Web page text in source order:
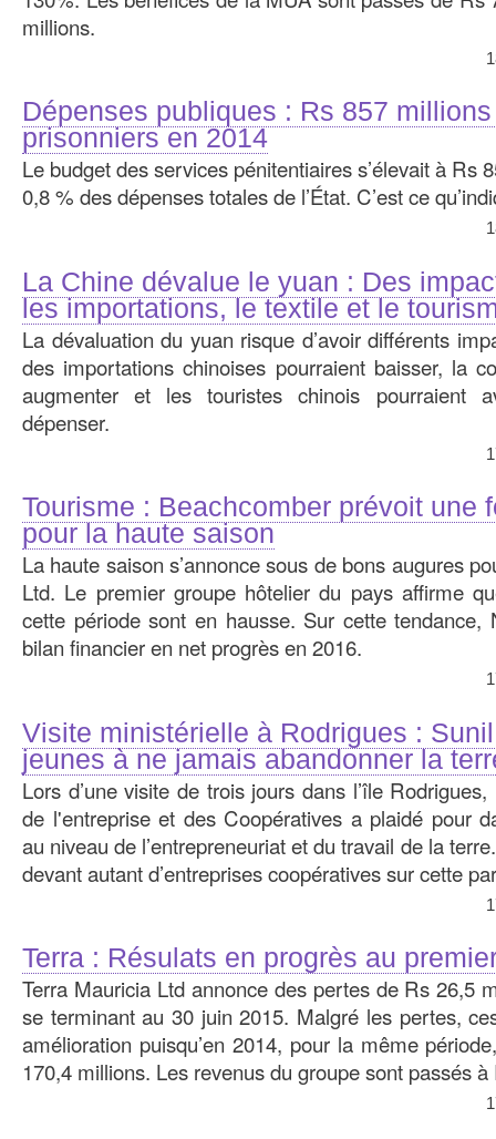
millions.
Dépenses publiques : Rs 857
prisonniers en 2014
Le budget des services pénitentiaires s’élevait à Rs
0,8 % des dépenses totales de l’État. C’est ce
La Chine dévalue le yuan : Des
les importations, le textile et le
La dévaluation du yuan risque d’avoir différents
des importations chinoises pourraient baisser, la
augmenter et les touristes chinois pourraient
dépenser.
Tourisme : Beachcomber prévoit une
pour la haute saison
La haute saison s’annonce sous de bons augures
Ltd. Le premier groupe hôtelier du pays affirme
cette période sont en hausse. Sur cette tendance,
bilan financier en net progrès en 2016.
Visite ministérielle à Rodrigues :
jeunes à ne jamais abandonner la
Lors d’une visite de trois jours dans l’île
de l'entreprise et des Coopératives a plaidé pour
au niveau de l’entre­preneuriat et du travail de la
devant autant d’entreprises coopératives sur cette
Terra : Résulats en progrès au
Terra Mauricia Ltd annonce des pertes de Rs 26,5
se terminant au 30 juin 2015. Malgré les pertes,
amélioration puisqu’en 2014, pour la même
170,4 millions. Les revenus du groupe sont passés